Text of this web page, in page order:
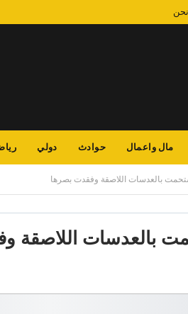
مال واعمال حوادث دولي
بالعدسات اللاصقة وفقدت بصرها
بالعدسات اللاصقة